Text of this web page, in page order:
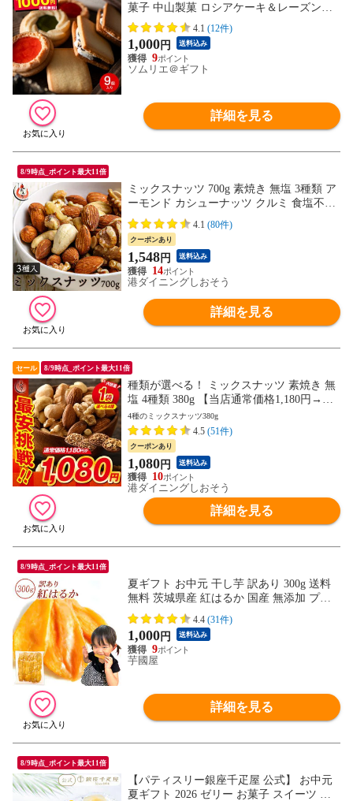
菓子 中山製菓 ロシアケーキ＆レーズンサ
ンド メール便 ポスト投函 のし・包装・メ
ッセージカード不可 / お菓子 スイーツ 自
宅用 お返し
4.1 (12件)
1,000円 送料込み
9
ソムリエ＠ギフト
詳細を見る
8/9時点_ポイント最大11倍
ミックスナッツ 700g 素焼き 無塩 3種類 ア
ーモンド カシューナッツ クルミ 食塩不使
用 加工オイル不使用
4.1 (80件)
クーポンあり
1,548円 送料込み
14
港ダイニングしおそう
詳細を見る
セール 8/9時点_ポイント最大11倍
種類が選べる！ ミックスナッツ 素焼き 無
塩 4種類 380g 【当店通常価格1,180円→送
料無料1,080円！】アーモンド カシューナ
ッツ クルミ マカダミアナッツ 食塩不使用
加工オイル不使用
4種のミックスナッツ380g
4.5 (51件)
クーポンあり
1,080円 送料込み
10
港ダイニングしおそう
詳細を見る
8/9時点_ポイント最大11倍
夏ギフト お中元 干し芋 訳あり 300g 送料
無料 茨城県産 紅はるか 国産 無添加 プレ
ゼント さつまいも 和菓子 ギフト N300
4.4 (31件)
1,000円 送料込み
9
芋國屋
詳細を見る
8/9時点_ポイント最大11倍
【パティスリー銀座千疋屋 公式】 お中元
夏ギフト 2026 ゼリー お菓子 スイーツ 贈